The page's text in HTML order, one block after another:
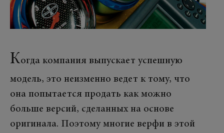
Когда компания выпускает успешную
модель, это неизменно ведет к тому, что
она попытается продать как можно
больше версий, сделанных на основе
оригинала. Поэтому многие верфи в этой